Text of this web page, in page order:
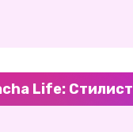
Life: Стилист